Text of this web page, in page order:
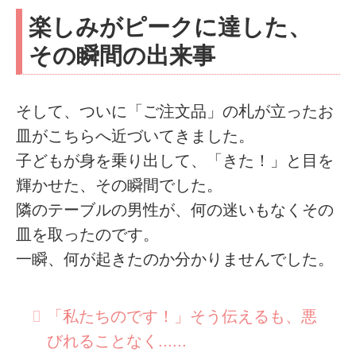
楽しみがピークに達した、
その瞬間の出来事
そして、ついに「ご注文品」の札が立ったお
皿がこちらへ近づいてきました。
子どもが身を乗り出して、「きた！」と目を
輝かせた、その瞬間でした。
隣のテーブルの男性が、何の迷いもなくその
皿を取ったのです。
一瞬、何が起きたのか分かりませんでした。
「私たちのです！」そう伝えるも、悪
びれることなく......